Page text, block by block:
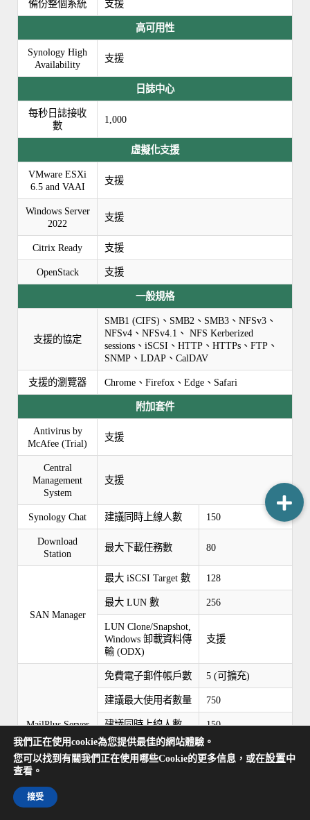
備份整個系統 支援
高可用性
Synology High
Availability
支援
日誌中心
每秒日誌接收
數
1,000
虛擬化支援
VMware ESXi
6.5 and VAAI
支援
Windows Server
2022
支援
Citrix Ready 支援
OpenStack 支援
一般規格
支援的協定
SMB1 (CIFS)、SMB2、SMB3、NFSv3、
NFSv4、NFSv4.1、 NFS Kerberized
sessions、iSCSI、HTTP、HTTPs、FTP、
SNMP、LDAP、CalDAV
支援的瀏覽器 Chrome、Firefox、Edge、Safari
附加套件
Antivirus by
McAfee (Trial)
支援
Central
Management
System
支援
Synology Chat 建議同時上線人數 150
Download
Station
最大下載任務數 80
SAN Manager
最大 iSCSI Target 數 128
最大 LUN 數 256
LUN Clone/Snapshot,
Windows 卸載資料傳
輸 (ODX)
支援
MailPlus Server
免費電子郵件帳戶數 5 (可擴充)
建議最大使用者數量 750
建議同時上線人數 150
伺服器最大效能
郵件/每日, 約
Media Server
我們正在使用cookie為您提供最佳的網站體驗。
您可以找到有關我們正在使用哪些Cookie的更多信息，或在設置中
查看。
接受